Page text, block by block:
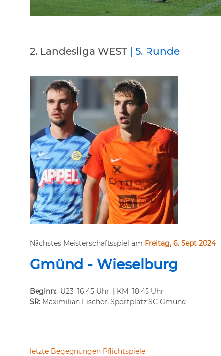
2. Landesliga WEST | 5. Runde
Nächstes Meisterschaftsspiel am Freitag, 6. Sept 2024
Gmünd - Wieselburg
Beginn: U23 16.45 Uhr | KM 18.45 Uhr
SR: Maximilian Fischer, Sportplatz SC Gmünd
letzte Begegnungen Pflichtspiele